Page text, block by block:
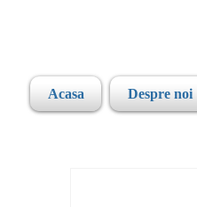
Acasa Despre noi